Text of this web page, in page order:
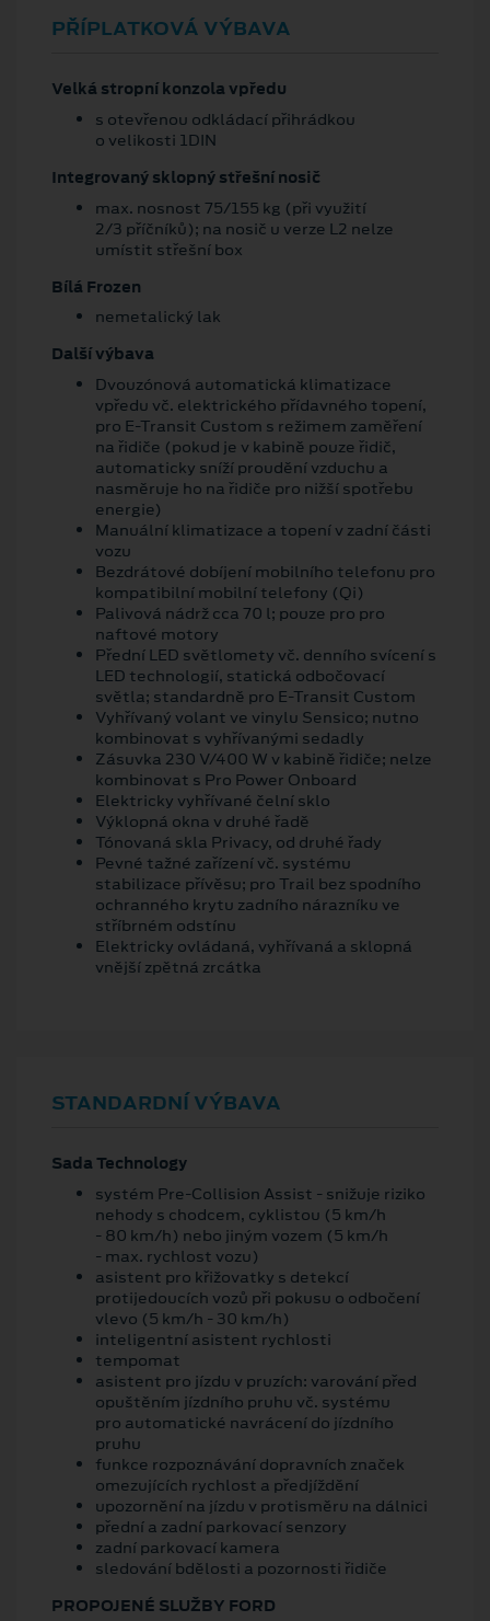
PŘÍPLATKOVÁ VÝBAVA
Velká stropní konzola vpředu
s otevřenou odkládací přihrádkou
o velikosti 1DIN
Integrovaný sklopný střešní nosič
max. nosnost 75/155 kg (při využití
2/3 příčníků); na nosič u verze L2 nelze
umístit střešní box
Bílá Frozen
nemetalický lak
Další výbava
Dvouzónová automatická klimatizace
vpředu vč. elektrického přídavného topení,
pro E-Transit Custom s režimem zaměření
na řidiče (pokud je v kabině pouze řidič,
automaticky sníží proudění vzduchu a
nasměruje ho na řidiče pro nižší spotřebu
energie)
Manuální klimatizace a topení v zadní části
vozu
Bezdrátové dobíjení mobilního telefonu pro
kompatibilní mobilní telefony (Qi)
Palivová nádrž cca 70 l; pouze pro pro
naftové motory
Přední LED světlomety vč. denního svícení s
LED technologií, statická odbočovací
světla; standardně pro E-Transit Custom
Vyhřívaný volant ve vinylu Sensico; nutno
kombinovat s vyhřívanými sedadly
Zásuvka 230 V/400 W v kabině řidiče; nelze
kombinovat s Pro Power Onboard
Elektricky vyhřívané čelní sklo
Výklopná okna v druhé řadě
Tónovaná skla Privacy, od druhé řady
Pevné tažné zařízení vč. systému
stabilizace přívěsu; pro Trail bez spodního
ochranného krytu zadního nárazníku ve
stříbrném odstínu
Elektricky ovládaná, vyhřívaná a sklopná
vnější zpětná zrcátka
STANDARDNÍ VÝBAVA
Sada Technology
systém Pre-Collision Assist - snižuje riziko
nehody s chodcem, cyklistou (5 km/h
- 80 km/h) nebo jiným vozem (5 km/h
- max. rychlost vozu)
asistent pro křižovatky s detekcí
protijedoucích vozů při pokusu o odbočení
vlevo (5 km/h - 30 km/h)
inteligentní asistent rychlosti
tempomat
asistent pro jízdu v pruzích: varování před
opuštěním jízdního pruhu vč. systému
pro automatické navrácení do jízdního
pruhu
funkce rozpoznávání dopravních značek
omezujících rychlost a předjíždění
upozornění na jízdu v protisměru na dálnici
přední a zadní parkovací senzory
zadní parkovací kamera
sledování bdělosti a pozornosti řidiče
PROPOJENÉ SLUŽBY FORD